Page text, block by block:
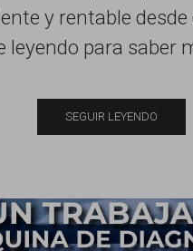
y rentable
leyendo para saber
SEGUIR LEYENDO